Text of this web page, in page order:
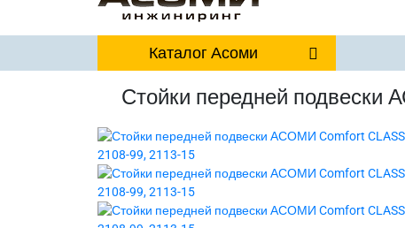
Каталог Асоми
Стойки передней